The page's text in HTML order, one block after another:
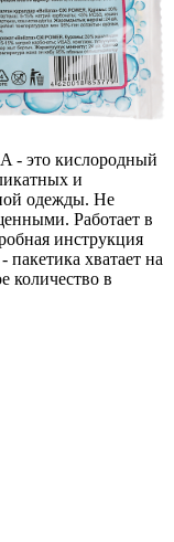
- это кислородный
и
одежды. Не
Работает в
инструкция
хватает на
количество в